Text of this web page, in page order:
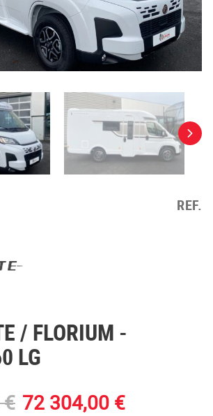
REF.
/ FLORIUM -
LG
72 304,00 €